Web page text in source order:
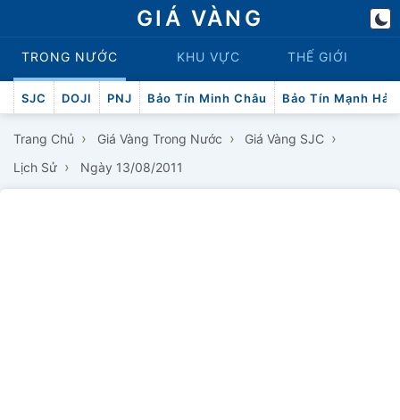
GIÁ VÀNG
TRONG NƯỚC KHU VỰC THẾ GIỚI
SJC DOJI PNJ Bảo Tín Minh Châu Bảo Tín Mạnh Hải
Trang Chủ › Giá Vàng Trong Nước › Giá Vàng SJC ›
Lịch Sử › Ngày 13/08/2011